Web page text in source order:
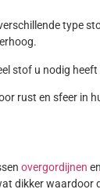
type
stof u nodig
rust en sfeer in
overgordijnen en
dikker waardoor